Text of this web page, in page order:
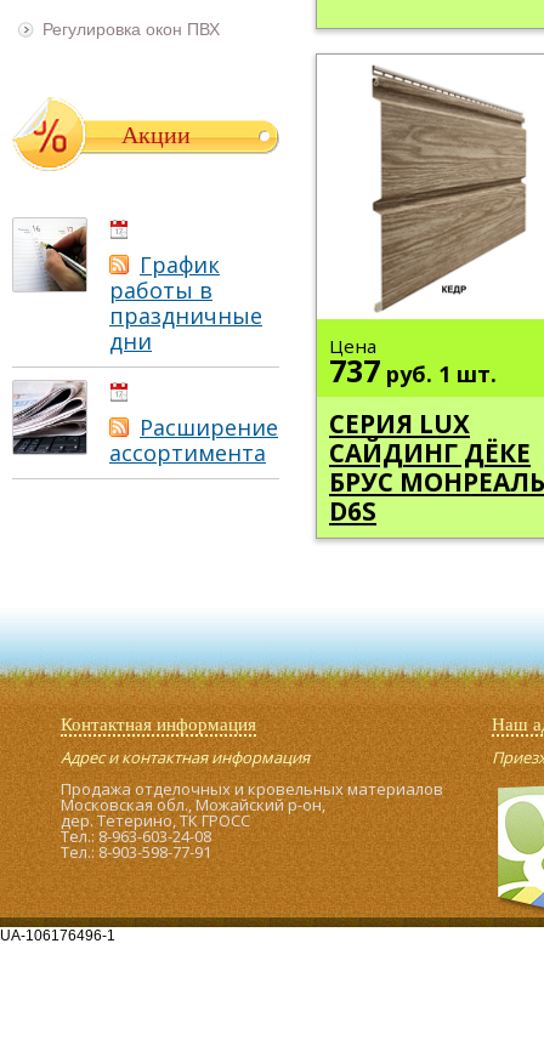
Регулировка окон ПВХ
Акции
График
работы в
праздничные
дни
Расширение
ассортимента
Цена
737 руб. 1 шт.
СЕРИЯ LUX
САЙДИНГ ДЁКЕ
БРУС МОНРЕАЛЬ
D6S
Контактная информация
Адрес и контактная информация
Продажа отделочных и кровельных материалов
Московская обл., Можайский р-он,
дер. Тетерино, ТК ГРОСС
Тел.: 8-963-603-24-08
Тел.: 8-903-598-77-91
Наш
UA-106176496-1